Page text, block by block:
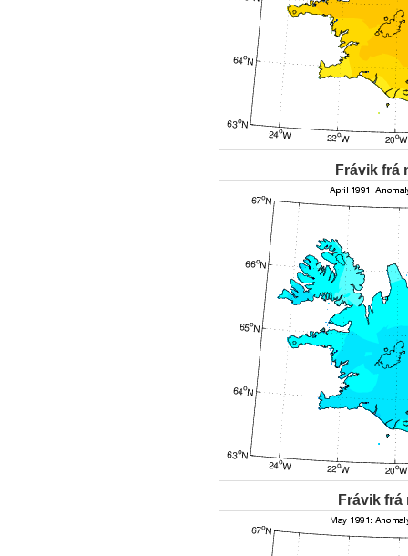
Frávik frá
Frávik frá